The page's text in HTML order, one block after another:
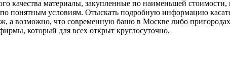
качества материалы, закупленные по наименьшей
понятным условиям. Отыскать подробную информацию
а возможно, что современную баню в Москве либо
который для всех открыт круглосуточно.